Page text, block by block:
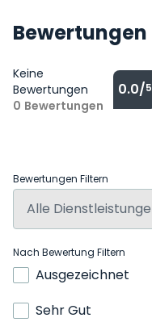
Bewertungen
Keine
Bewertungen
0 Bewertungen
0.0/5
Bewertungen Filtern
Nach Bewertung Filtern
Ausgezeichnet
Sehr Gut